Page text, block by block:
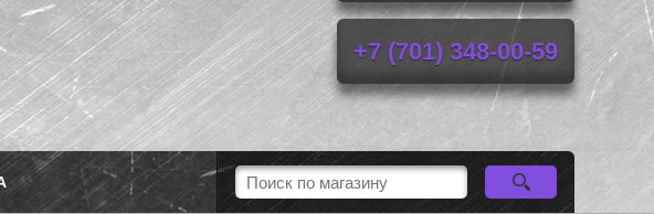
+7 (701) 348-00-59